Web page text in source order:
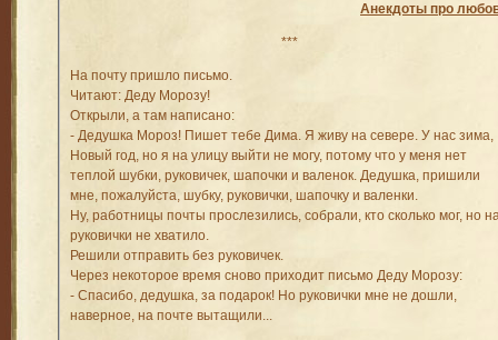
Анекдоты про
***
На почту пришло письмо.
Читают: Деду Морозу!
Открыли, а там написано:
- Дедушка Мороз! Пишет тебе Дима. Я живу на севере. У нас зима,
Новый год, но я на улицу выйти не могу, потому что у меня нет
теплой шубки, руковичек, шапочки и валенок. Дедушка, пришили
мне, пожалуйста, шубку, руковички, шапочку и валенки.
Ну, работницы почты прослезились, собрали, кто сколько мог, но
руковички не хватило.
Решили отправить без руковичек.
Через некоторое время сново приходит письмо Деду Морозу:
- Спасибо, дедушка, за подарок! Но руковички мне не дошли,
наверное, на почте вытащили...